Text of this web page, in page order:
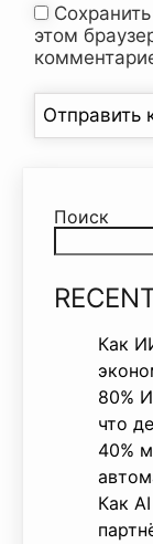
этом
Поиск
Как
80%
что
40%
Как